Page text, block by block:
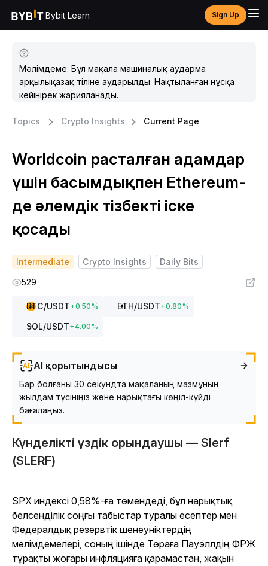
Bybit Learn Sign Up
Мәлімдеме: Бұл мақала машиналық аударма
арқылықазақ тіліне аударылды. Нақтыланған нұсқа
кейінірек жарияланады.
Topics Crypto Insights Current Page
Worldcoin расталған адамдар
үшін басымдықпен Ethereum-
де әлемдік тізбекті іске
қосады
Intermediate Crypto Insights
Daily Bits
529
BTC/USDT+0.50% ETH/USDT+0.80%
SOL/USDT+4.00%
AI қорытындысы
Бар болғаны 30 секундта мақаланың мазмұнын
жылдам түсініңіз және нарықтағы көңіл-күйді
бағалаңыз.
Күнделікті үздік орындаушы — Slerf
(SLERF)
SPX индексі 0,58%-ға төмендеді, бұл нарықтық
белсенділік соңғы табыстар туралы есептер мен
Федералдық резервтік шенеуніктердің
мәлімдемелері, соның ішінде Төраға Пауэллдің ФРЖ
тұрақты жоғары инфляцияға қарамастан, жақын